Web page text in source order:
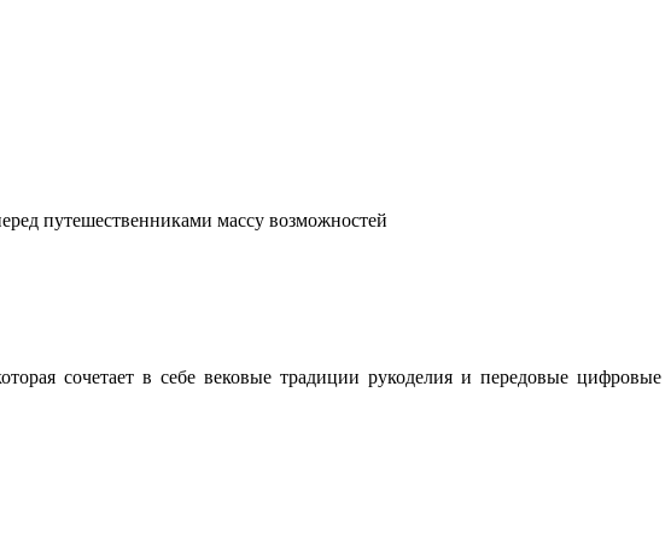
путешественниками массу возможностей
сочетает в себе вековые традиции рукоделия и передовые цифровые